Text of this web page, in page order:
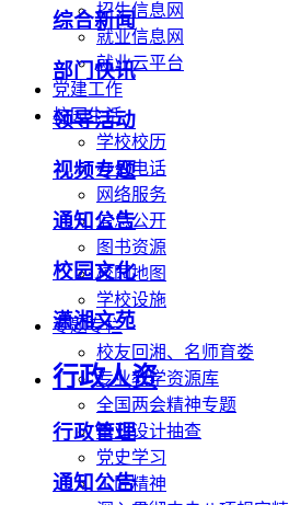
招生信息网
就业信息网
就业云平台
党建工作
校园生活
学校校历
办公电话
网络服务
信息公开
图书资源
校园地图
学校设施
专题专栏
校友回湘、名师育娄
专业教学资源库
全国两会精神专题
毕业设计抽查
党史学习
工匠精神
综合新闻
部门快讯
领导活动
视频专题
通知公告
校园文化
潇湘文苑
行政人资
行政管理
通知公告